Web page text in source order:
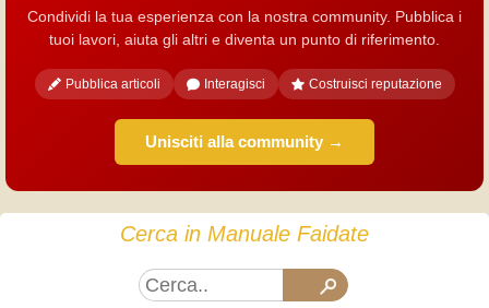
Condividi la tua esperienza con la nostra community. Pubblica i
tuoi lavori, aiuta gli altri e diventa un punto di riferimento.
Pubblica articoli Interagisci Costruisci reputazione
Unisciti alla community →
Cerca in Manuale Faidate